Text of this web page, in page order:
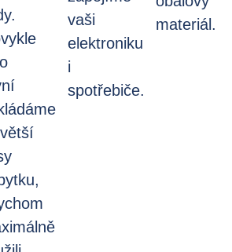
vaši
elektroniku
i
spotřebiče.
materiál.